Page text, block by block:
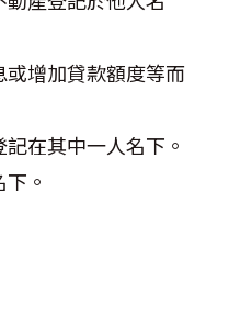
增加貸款額度等而
在其中一人名下。
。